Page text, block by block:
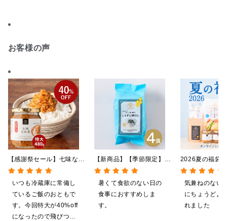
お客様の声
【新商品】【季節限定】冷
やしだし茶漬け しらすと
鯛だし 4食
暑くて食欲のない日の
食事におすすめしま
す。
【感謝祭セール】七味なめ
茸 480g（特大）（八幡
屋礒五郎の七味唐辛子入
り）
いつも冷蔵庫に常備し
ているご飯のおともで
す。今回特大が40%off
になったので飛びつき
2026夏の福袋
料】【オンライ
【ポイントキ
施中】【のし
グ・化粧箱詰
気兼ねのない
にちょうどよ
れました